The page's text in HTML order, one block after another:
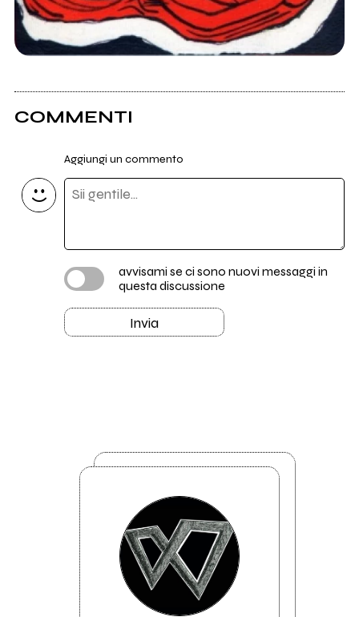
COMMENTI
Aggiungi un commento
avvisami se ci sono nuovi messaggi in
questa discussione
Invia